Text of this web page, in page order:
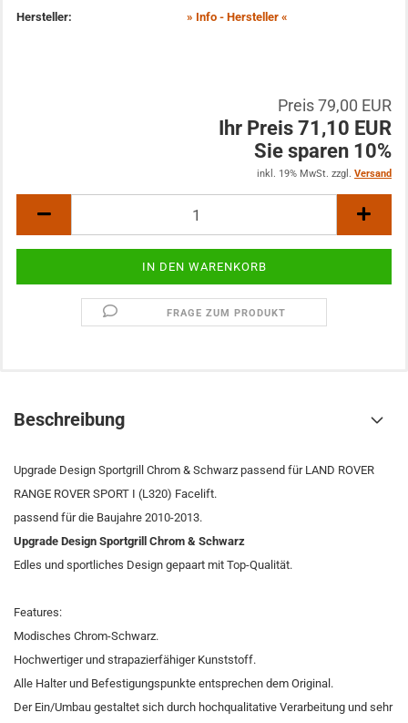
Hersteller: » Info - Hersteller «
Preis 79,00 EUR
Ihr Preis 71,10 EUR
Sie sparen 10%
inkl. 19% MwSt. zzgl. Versand
FRAGE ZUM PRODUKT
Beschreibung
Upgrade Design Sportgrill Chrom & Schwarz passend für LAND ROVER
RANGE ROVER SPORT I (L320) Facelift.
passend für die Baujahre 2010-2013.
Upgrade Design Sportgrill Chrom & Schwarz
Edles und sportliches Design gepaart mit Top-Qualität.
Features:
Modisches Chrom-Schwarz.
Hochwertiger und strapazierfähiger Kunststoff.
Alle Halter und Befestigungspunkte entsprechen dem Original.
Der Ein/Umbau gestaltet sich durch hochqualitative Verarbeitung und sehr